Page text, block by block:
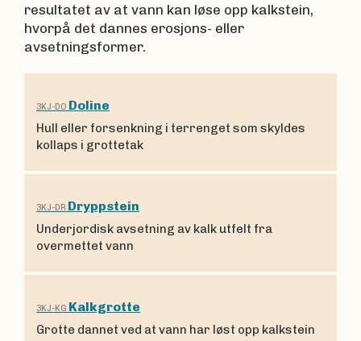
resultatet av at vann kan løse opp kalkstein,
hvorpå det dannes erosjons- eller
avsetningsformer.
3KJ-DO Doline
Hull eller forsenk­ning i terrenget som skyldes
kollaps i grottetak
3KJ-DR Dryppstein
Underjordisk avset­ning av kalk utfelt fra
overmettet vann
3KJ-KG Kalkgrotte
Grotte dannet ved at vann har løst opp kalkstein